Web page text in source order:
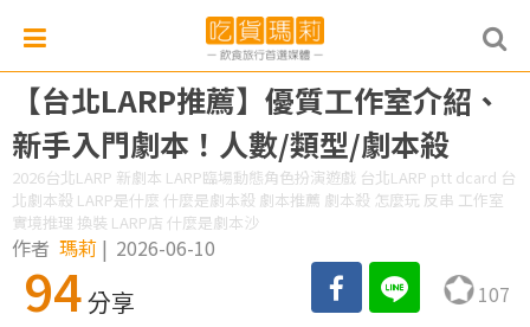
【台北LARP推薦】優質工作室介紹、
新手入門劇本！人數/類型/劇本殺
2026台北LARP 新劇本 LARP臨場動態角色扮演遊戲 台北LARP ptt dcard 台
北劇本殺 LARP是什麼 什麼是劇本殺 劇本推薦 劇本殺 怎麼玩 反串 工作室
實境推理 換裝 LARP店 什麼是劇本沙
作者 瑪莉 | 2026-06-10
94分享 107